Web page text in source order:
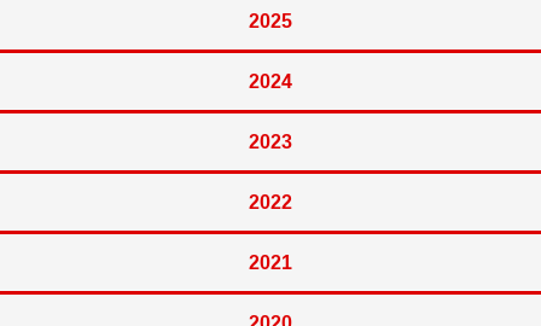
2025
2024
2023
2022
2021